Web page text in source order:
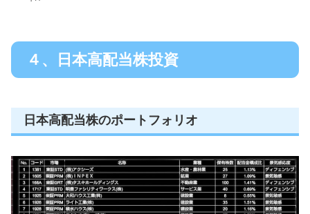
４、日本高配当株投資
日本高配当株のポートフォリオ